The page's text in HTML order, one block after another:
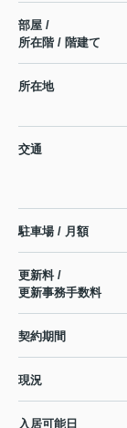
部屋 /
所在階 / 階建て
所在地
交通
駐車場 / 月額
更新料 /
更新事務手数料
契約期間
現況
入居可能日